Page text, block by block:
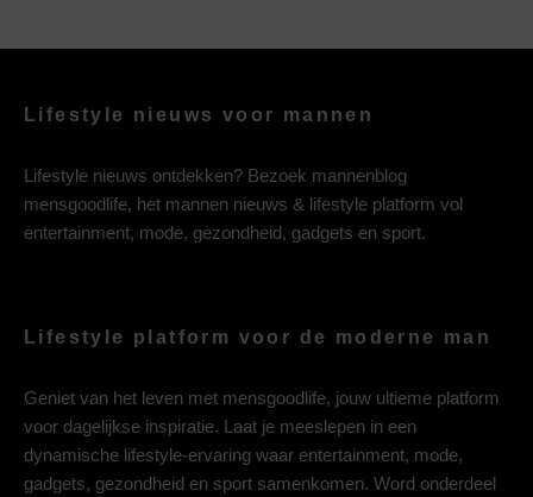
Lifestyle nieuws voor mannen
Lifestyle nieuws ontdekken? Bezoek mannenblog
mensgoodlife, het mannen nieuws & lifestyle platform vol
entertainment, mode, gezondheid, gadgets en sport.
Lifestyle platform voor de moderne man
Geniet van het leven met mensgoodlife, jouw ultieme platform
voor dagelijkse inspiratie. Laat je meeslepen in een
dynamische lifestyle-ervaring waar entertainment, mode,
gadgets, gezondheid en sport samenkomen. Word onderdeel